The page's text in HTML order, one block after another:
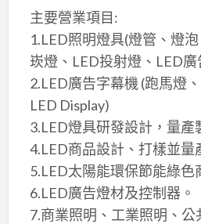
主要營業項目:
1.LED照明燈具(燈管、燈
崁燈、LED投射燈、LED廣
2.LED廣告字幕機 (跑馬燈
LED Display)
3.LED燈具研發設計，量產
4.LED商品設計、打樣並量
5.LED太陽能環保節能綠色
6.LED廣告燈材及控制器。
7.商業照明、工業照明、